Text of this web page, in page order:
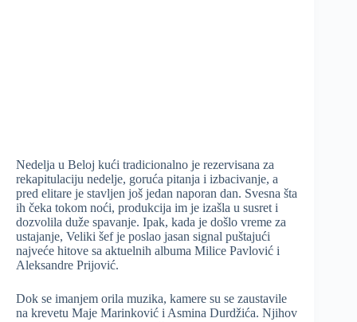
Nedelja u Beloj kući tradicionalno je rezervisana za
rekapitulaciju nedelje, goruća pitanja i izbacivanje, a
pred elitare je stavljen još jedan naporan dan. Svesna šta
ih čeka tokom noći, produkcija im je izašla u susret i
dozvolila duže spavanje. Ipak, kada je došlo vreme za
ustajanje, Veliki šef je poslao jasan signal puštajući
najveće hitove sa aktuelnih albuma Milice Pavlović i
Aleksandre Prijović.
Dok se imanjem orila muzika, kamere su se zaustavile
na krevetu Maje Marinković i Asmina Durdžića. Njihov